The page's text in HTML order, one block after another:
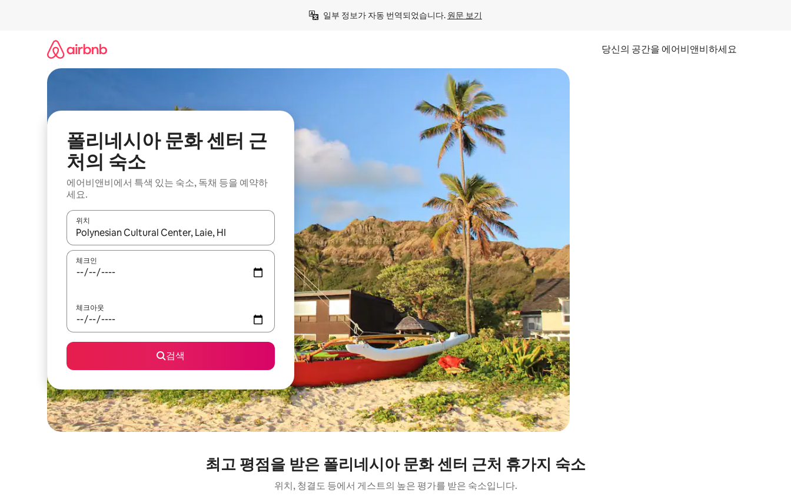
일부 정보가 자동 번역되었습니다. 원문 보기
당신의 공간을 에어비앤비하세요
폴리네시아 문화 센터 근
처의 숙소
에어비앤비에서 특색 있는 숙소, 독채 등을 예약하
세요.
위치
결과가 나오면 위·아래 화살표 키를 사용하거나 터치 또는 스와이프 동작으로 탐색하세요.
체크인
체크아웃
검색
최고 평점을 받은 폴리네시아 문화 센터 근처 휴가지 숙소
위치, 청결도 등에서 게스트의 높은 평가를 받은 숙소입니다.